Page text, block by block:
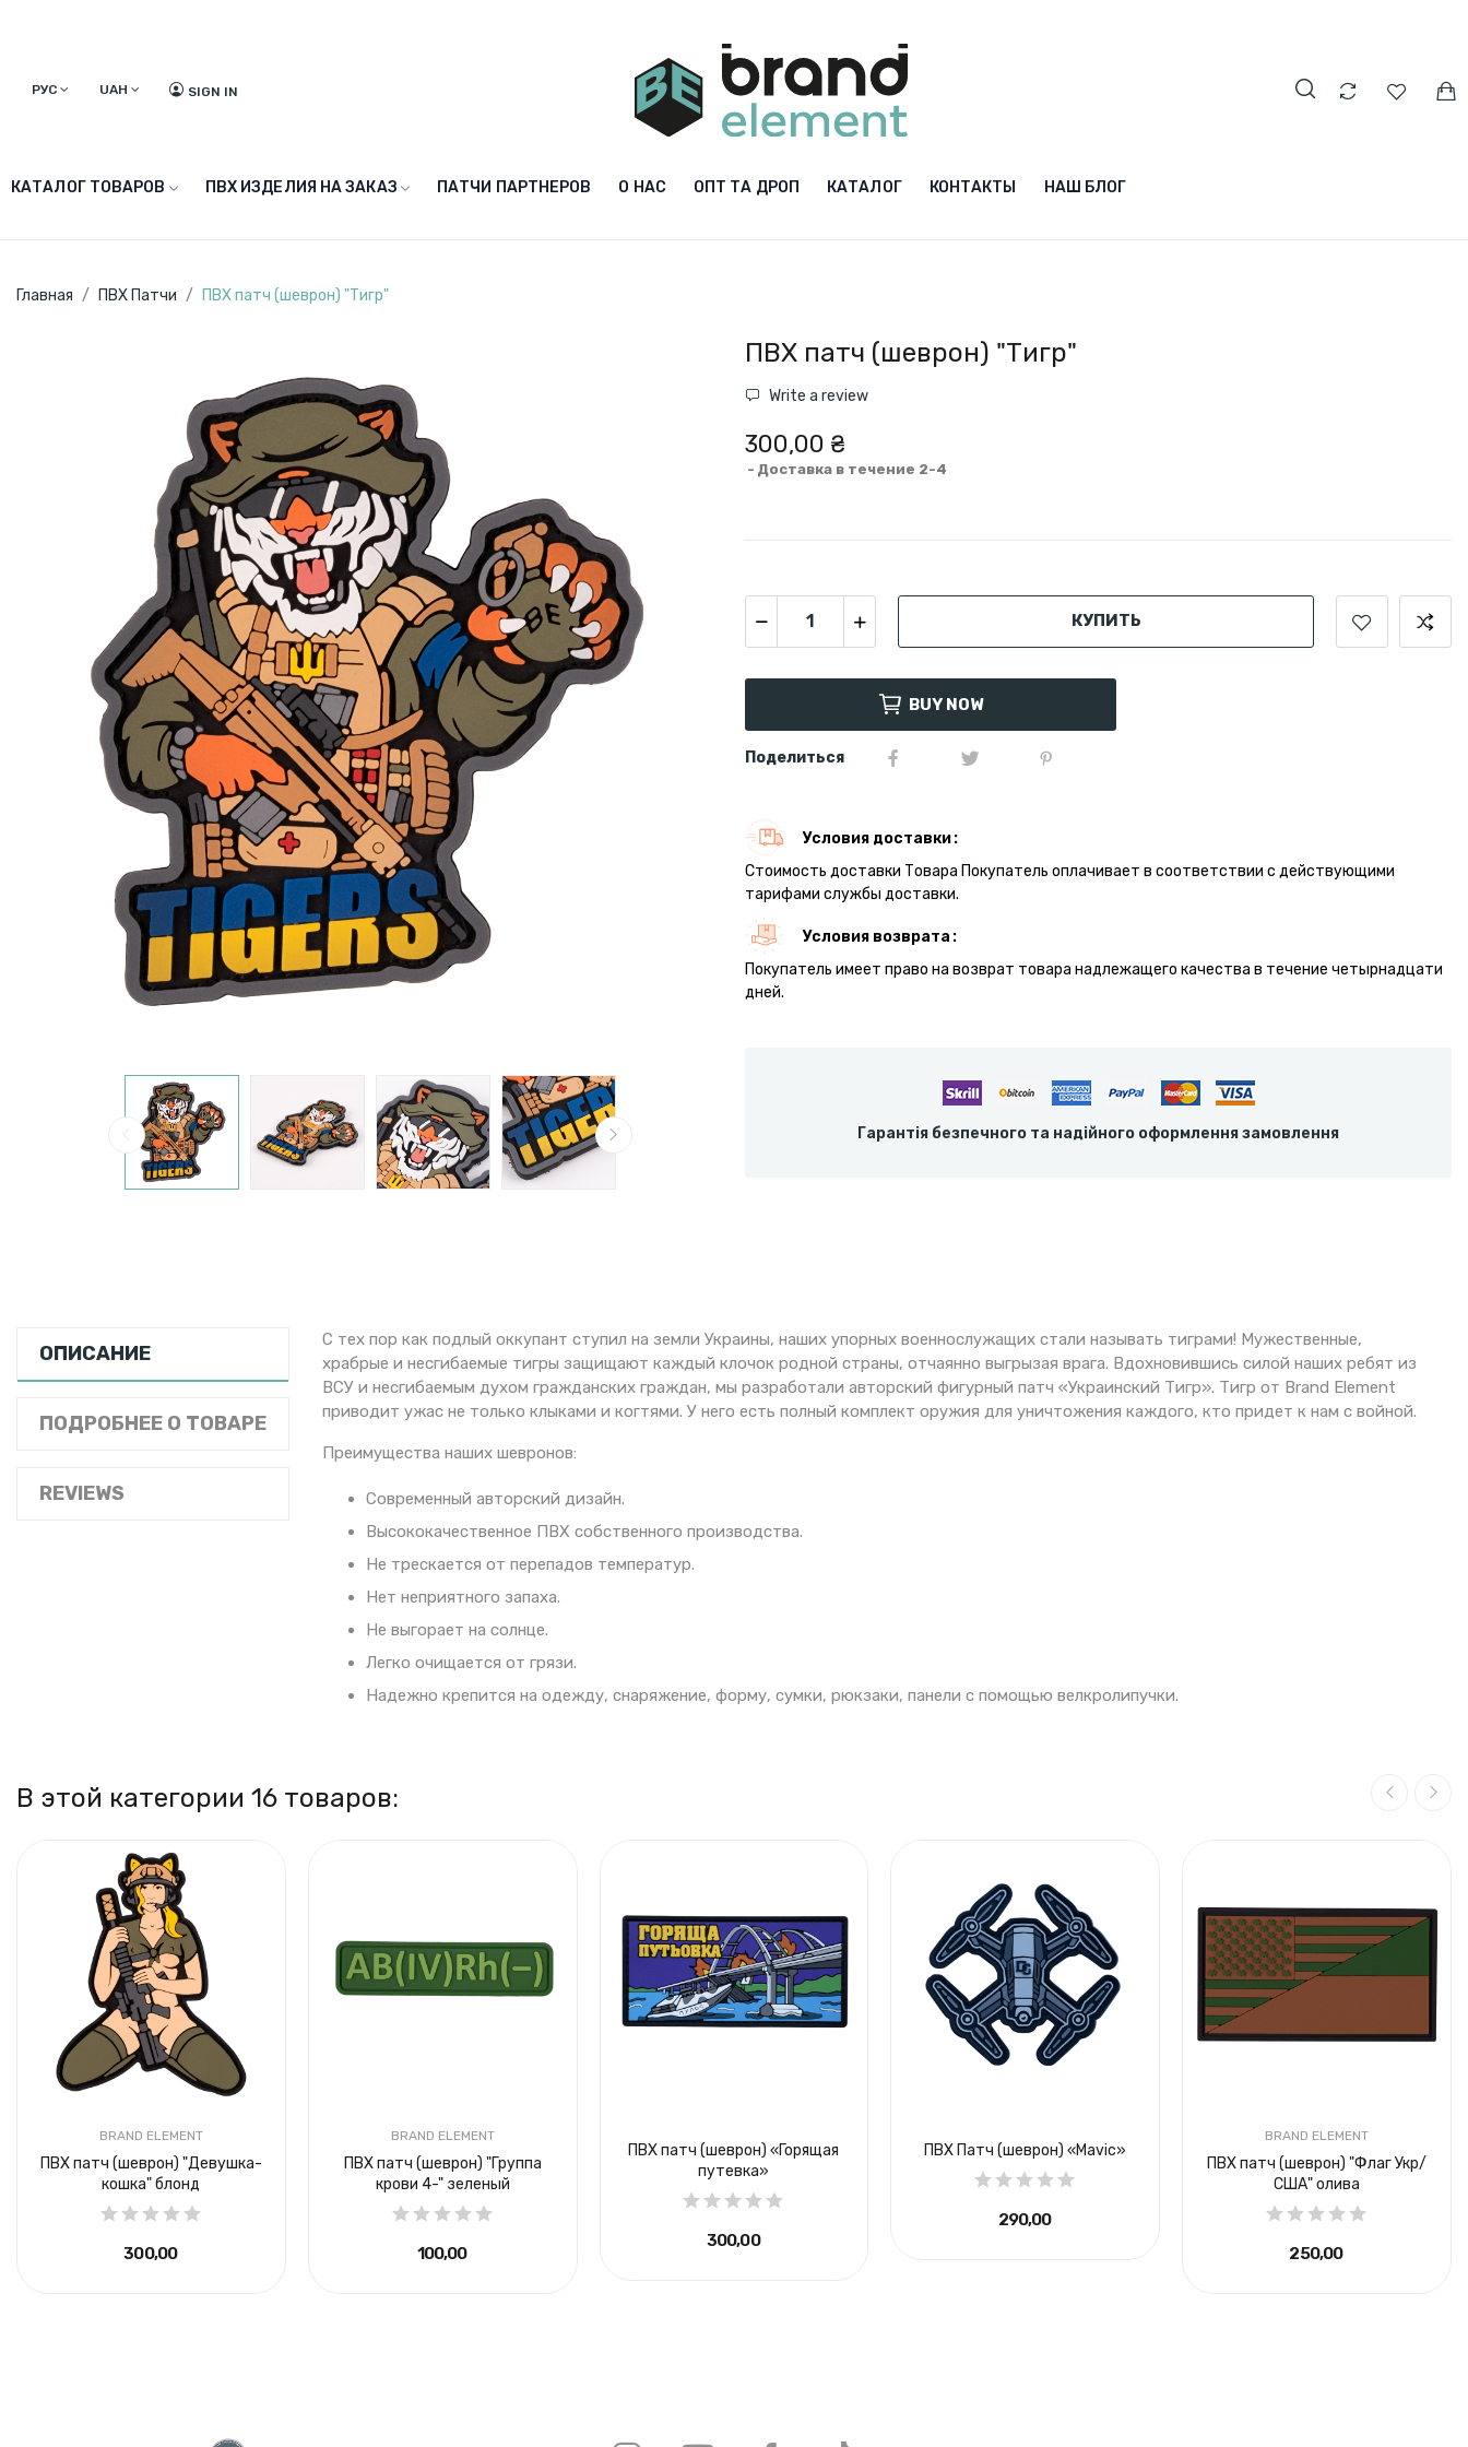
РУС UAH SIGN IN
КАТАЛОГ ТОВАРОВ ПВХ ИЗДЕЛИЯ НА ЗАКАЗ ПАТЧИ ПАРТНЕРОВ О НАС ОПТ ТА ДРОП КАТАЛОГ КОНТАКТЫ НАШ БЛОГ
Главная ПВХ Патчи ПВХ патч (шеврон) "Тигр"
ПВХ патч (шеврон) "Тигр"
Write a review
300,00 ₴
Доставка в течение 2-4
КУПИТЬ
BUY NOW
Поделиться
Условия доставки
Стоимость доставки Товара Покупатель оплачивает в соответствии с действующими
тарифами службы доставки.
Условия возврата
Покупатель имеет право на возврат товара надлежащего качества в течение четырнадцати
дней.
Гарантія безпечного та надійного оформлення замовлення
ОПИСАНИЕ
ПОДРОБНЕЕ О ТОВАРЕ
REVIEWS
С тех пор как подлый оккупант ступил на земли Украины, наших упорных военнослужащих стали называть тиграми! Мужественные,
храбрые и несгибаемые тигры защищают каждый клочок родной страны, отчаянно выгрызая врага. Вдохновившись силой наших ребят из
ВСУ и несгибаемым духом гражданских граждан, мы разработали авторский фигурный патч «Украинский Тигр». Тигр от Brand Element
приводит ужас не только клыками и когтями. У него есть полный комплект оружия для уничтожения каждого, кто придет к нам с войной.
Преимущества наших шевронов:
Современный авторский дизайн.
Высококачественное ПВХ собственного производства.
Не трескается от перепадов температур.
Нет неприятного запаха.
Не выгорает на солнце.
Легко очищается от грязи.
Надежно крепится на одежду, снаряжение, форму, сумки, рюкзаки, панели с помощью велкролипучки.
В этой категории 16 товаров:
BRAND ELEMENT
ПВХ патч (шеврон) "Девушка-
кошка" блонд
300,00 ₴
BRAND ELEMENT
ПВХ патч (шеврон) "Группа
крови 4-" зеленый
100,00 ₴
ПВХ патч (шеврон) «Горящая
путевка»
300,00 ₴
ПВХ Патч (шеврон) «Mavic»
290,00 ₴
BRAND ELEMENT
ПВХ патч (шеврон) "Флаг Укр/
США" олива
250,00 ₴